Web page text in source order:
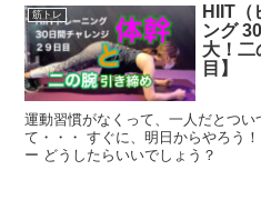
筋トレ
HIIT（
ング
大！二
目】
運動習慣がなくって、一人だとつ
て・・・ すぐに、明日からやろう
ー どうしたらいいでしょう？